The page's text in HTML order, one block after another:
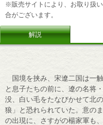
※販売サイトにより、お取り扱
合がございます。
解説
国境を挟み、宋遼二国は一
と息子たちの前に、遼の名将
没、白い毛をたなびかせて北
狼」と恐れられていた。意の
の出現に、さすがの楊家軍も